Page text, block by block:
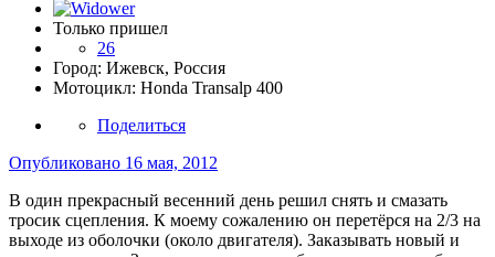
Только пришел
26
Город: Ижевск, Россия
Мотоцикл: Honda Transalp 400
Поделиться
Опубликовано 16 мая, 2012
В один прекрасный весенний день решил снять и смазать
тросик сцепления. К моему сожалению он перетёрся на 2/3 на
выходе из оболочки (около двигателя). Заказывать новый и